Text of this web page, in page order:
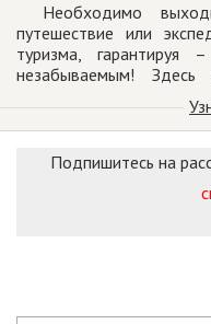
Необходимо
путешествие или
туризма,
незабываемым!
понадобится для
природе в компании
Предлагаем товары
брендов, как Zajo,
производителей, с
Подпишитесь на